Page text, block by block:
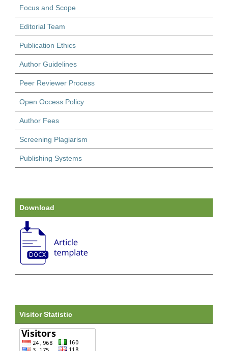
Focus and Scope
Editorial Team
Publication Ethics
Author Guidelines
Peer Reviewer Process
Open Occess Policy
Author Fees
Screening Plagiarism
Publishing Systems
Download
Visitor Statistic